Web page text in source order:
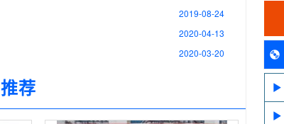
2019-08-24
2020-04-13
2020-03-20
荐